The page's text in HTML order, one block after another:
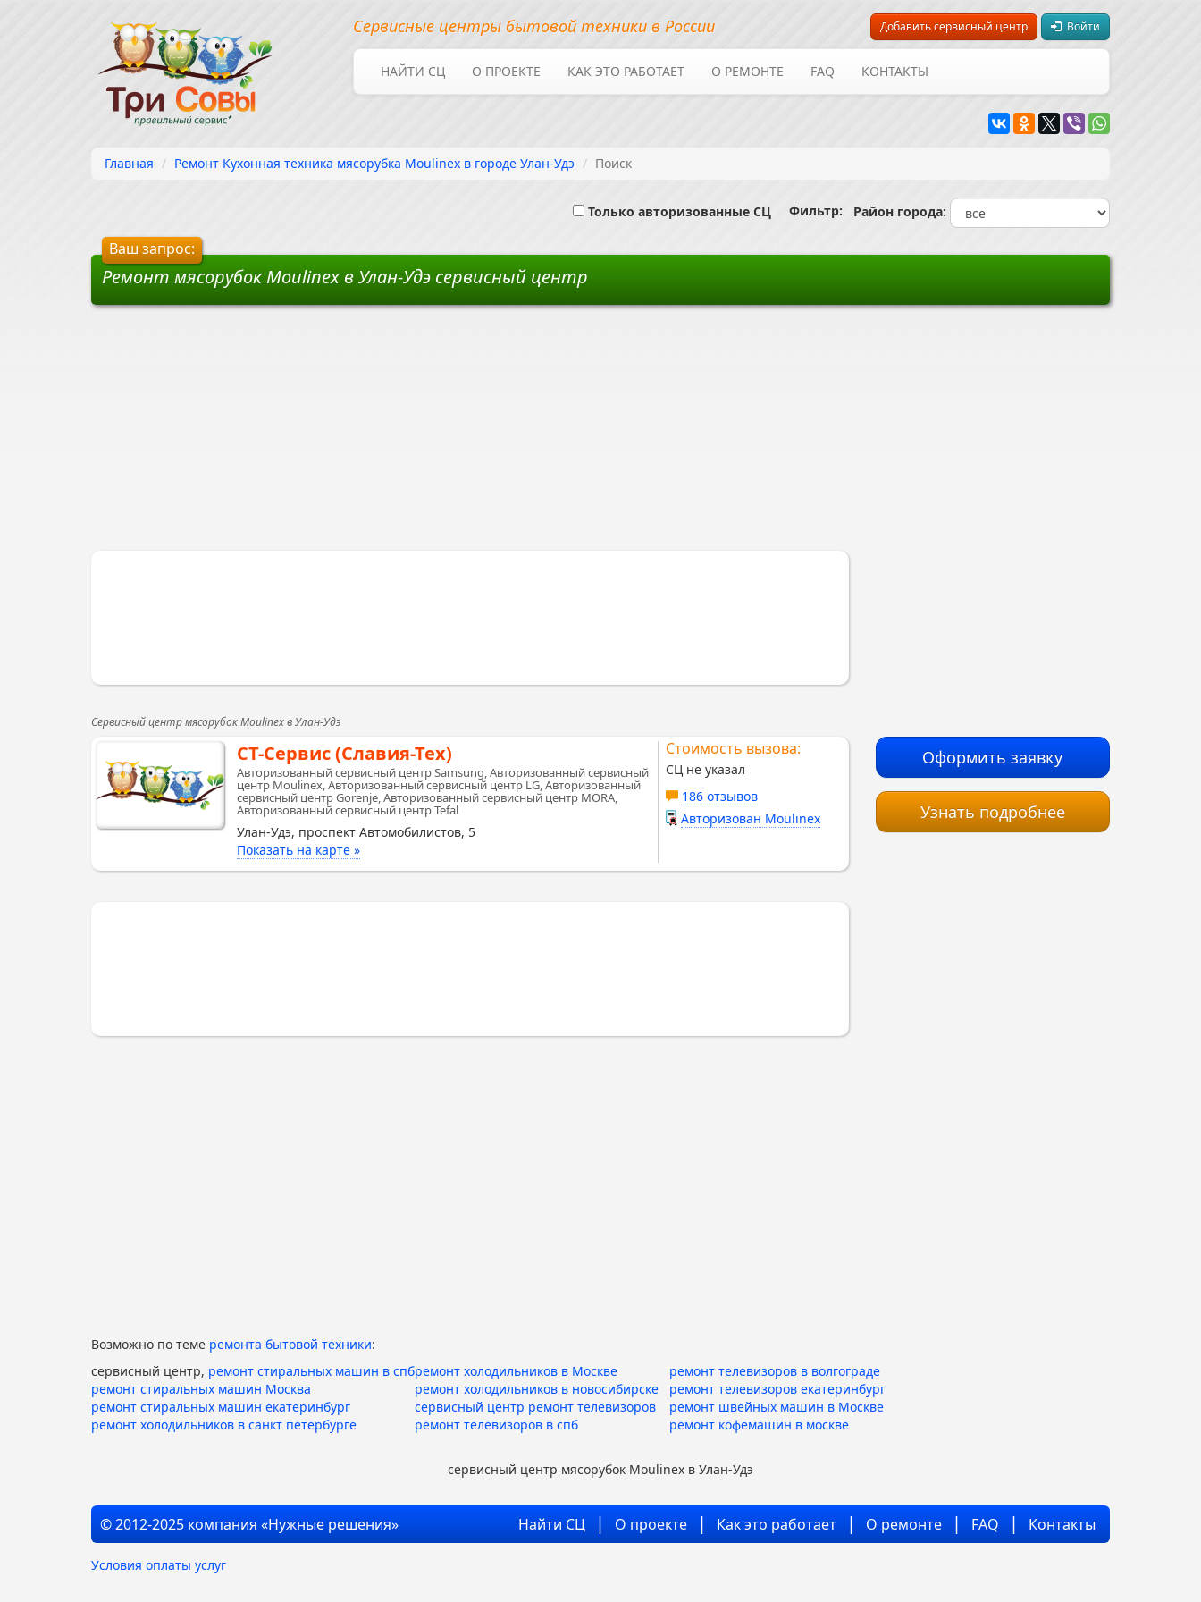
Добавить сервисный центр Войти
Сервисные центры бытовой техники в России
НАЙТИ СЦ О ПРОЕКТЕ КАК ЭТО РАБОТАЕТ О РЕМОНТЕ FAQ КОНТАКТЫ
Главная Ремонт Кухонная техника мясорубка Moulinex в городе Улан-Удэ Поиск
Только авторизованные СЦ Фильтр: Район города:
Ваш запрос:
Ремонт мясорубок Moulinex в Улан-Удэ сервисный центр
Сервисный центр мясорубок Moulinex в Улан-Удэ
СТ-Сервис (Славия-Тех)
Авторизованный сервисный центр Samsung, Авторизованный сервисный
центр Moulinex, Авторизованный сервисный центр LG, Авторизованный
сервисный центр Gorenje, Авторизованный сервисный центр MORA,
Авторизованный сервисный центр Tefal
Улан-Удэ, проспект Автомобилистов, 5
Показать на карте »
Стоимость вызова:
СЦ не указал
186 отзывов
Авторизован Moulinex
Оформить заявку
Узнать подробнее
Возможно по теме ремонта бытовой техники:
сервисный центр, ремонт стиральных машин в спбремонт холодильников в Москве
ремонт телевизоров в волгограде
ремонт стиральных машин Москва
ремонт холодильников в новосибирске
ремонт телевизоров екатеринбург
ремонт стиральных машин екатеринбург
сервисный центр ремонт телевизоров
ремонт швейных машин в Москве
ремонт холодильников в санкт петербурге
ремонт телевизоров в спб ремонт кофемашин в москве
сервисный центр мясорубок Moulinex в Улан-Удэ
© 2012-2025 компания «Нужные решения» Найти СЦ О проекте Как это работает О ремонте FAQ Контакты
Условия оплаты услуг